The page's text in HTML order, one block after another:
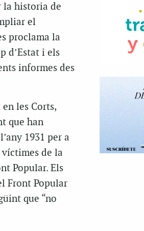
la historia de
el
proclama la
d’Estat i els
informes des
en les Corts,
que han
1931 per a
víctimes de la
Popular. Els
Front Popular
que “no